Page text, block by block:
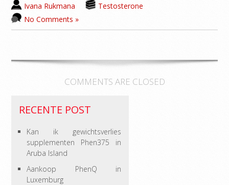
Ivana Rukmana
Testosterone
No Comments »
COMMENTS ARE CLOSED
RECENTE POST
Kan ik gewichtsverlies
supplementen Phen375 in
Aruba Island
Aankoop PhenQ in
Luxemburg